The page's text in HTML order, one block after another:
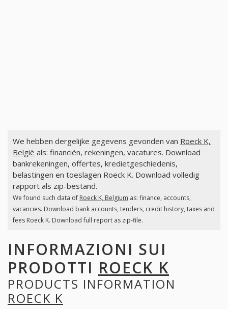
We hebben dergelijke gegevens gevonden van Roeck K,
België als: financiën, rekeningen, vacatures. Download
bankrekeningen, offertes, kredietgeschiedenis,
belastingen en toeslagen Roeck K. Download volledig
rapport als zip-bestand.
We found such data of Roeck K, Belgium as: finance, accounts,
vacancies. Download bank accounts, tenders, credit history, taxes and
fees Roeck K. Download full report as zip-file.
INFORMAZIONI SUI
PRODOTTI ROECK K
PRODUCTS INFORMATION
ROECK K